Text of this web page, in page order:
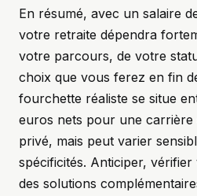
En résumé, avec un salaire
votre retraite dépendra
votre parcours, de votre
choix que vous ferez en fin
fourchette réaliste se situe
euros nets pour une carrière
privé, mais peut varier
spécificités. Anticiper,
des solutions